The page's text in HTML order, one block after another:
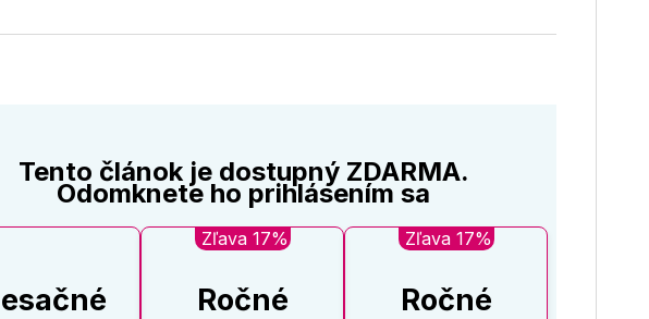
TwitterFacebooku
LinkedIne
E-
Tento článok je dostupný ZDARMA.
Odomknete ho prihlásením sa
Zľava 17%
Ročné
Zľava 17%
Ročné